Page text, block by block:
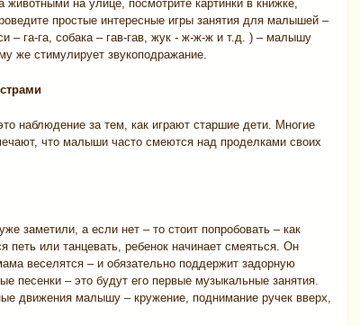
на улице, посмотрите картинки в книжке,
простые интересные игры занятия для малышей –
– га-га, собака – гав-гав, жук - ж-ж-ж и т.д. ) – малышу
же стимулирует звукоподражание.
наблюдение за тем, как играют старшие дети. Многие
что малыши часто смеются над проделками своих
заметили, а если нет – то стоит попробовать – как
петь или танцевать, ребенок начинает смеяться. Он
веселятся – и обязательно поддержит задорную
песенки – это будут его первые музыкальные занятия.
движения малышу – кружение, поднимание ручек вверх,